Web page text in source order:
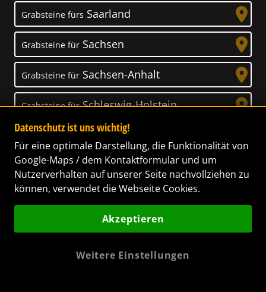
Grabsteine fürs Saarland
Grabsteine für Sachsen
Grabsteine für Sachsen-Anhalt
Grabsteine fürSchleswig-Holstein
Thüringen
es uns zur Aufgabe gemacht, Ihnen dabei zu
Datenschutz ist uns wichtig!
Für eine optimale Darstellung, die Funktionalität von
Google-Maps / dem Kontaktformular und um
Nutzerverhalten auf unserer Seite nachvollziehen zu
können, verwendet die Webseite Cookies.
Akzeptieren
Weitere Einstellungen